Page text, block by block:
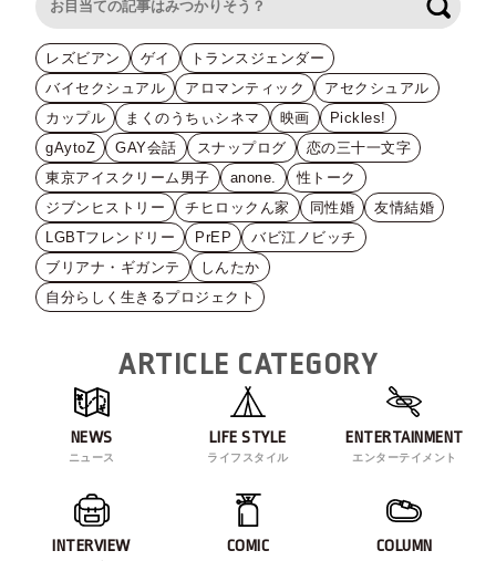
レズビアン ゲイ
トランスジェンダー
バイセクシュアル
アロマンティック
アセクシュアル
カップル
まくのうちぃシネマ 映画
Pickles!
gAytoZ
GAY会話 スナップログ
恋の三十一文字
東京アイスクリーム男子
anone.
性トーク
ジブンヒストリー
チヒロックん家 同性婚
友情結婚
LGBTフレンドリー
PrEP
バビ江ノビッチ
ブリアナ・ギガンテ
しんたか
自分らしく生きるプロジェクト
ARTICLE CATEGORY
NEWS
ニュース
LIFE STYLE
ライフスタイル
ENTERTAINMENT
エンターテイメント
INTERVIEW COMIC COLUMN